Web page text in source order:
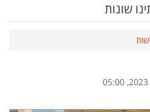
שונות